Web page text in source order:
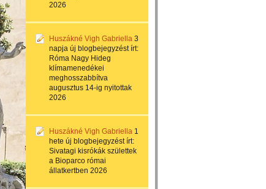
2026
Huszákné Vigh Gabriella 3
napja új blogbejegyzést írt:
Róma Nagy Hideg
klímamenedékei
meghosszabbítva
augusztus 14-ig nyitottak
2026
Huszákné Vigh Gabriella 1
hete új blogbejegyzést írt:
Sivatagi kisrókák születtek
a Bioparco római
állatkertben 2026